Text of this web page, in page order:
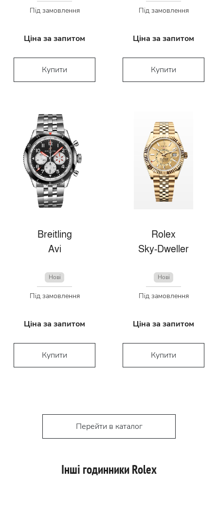
Під замовлення
Ціна за запитом
Купити
Під замовлення
Ціна за запитом
Купити
Breitling
Avi
Нові
Під замовлення
Ціна за запитом
Купити
Rolex
Sky-Dweller
Нові
Під замовлення
Ціна за запитом
Купити
Перейти в каталог
Інші годинники Rolex